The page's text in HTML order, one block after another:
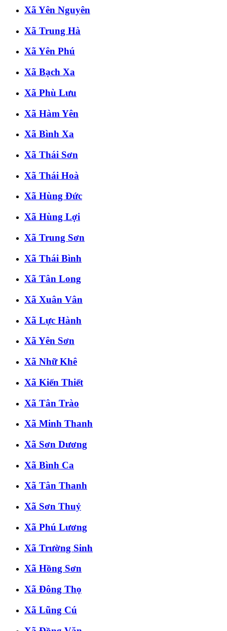
Xã Yên Nguyên
Xã Trung Hà
Xã Yên Phú
Xã Bạch Xa
Xã Phù Lưu
Xã Hàm Yên
Xã Bình Xa
Xã Thái Sơn
Xã Thái Hoà
Xã Hùng Đức
Xã Hùng Lợi
Xã Trung Sơn
Xã Thái Bình
Xã Tân Long
Xã Xuân Vân
Xã Lực Hành
Xã Yên Sơn
Xã Nhữ Khê
Xã Kiến Thiết
Xã Tân Trào
Xã Minh Thanh
Xã Sơn Dương
Xã Bình Ca
Xã Tân Thanh
Xã Sơn Thuỷ
Xã Phú Lương
Xã Trường Sinh
Xã Hồng Sơn
Xã Đông Thọ
Xã Lũng Cú